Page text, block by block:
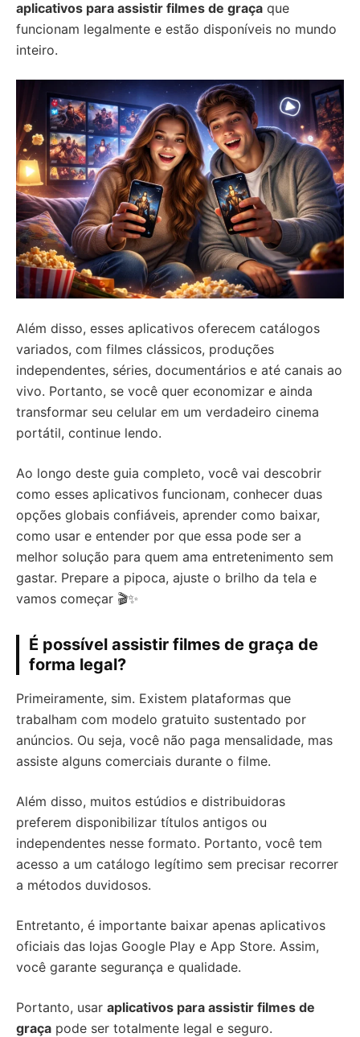
aplicativos para assistir filmes de graça que
funcionam legalmente e estão disponíveis no mundo
inteiro.
Além disso, esses aplicativos oferecem catálogos
variados, com filmes clássicos, produções
independentes, séries, documentários e até canais ao
vivo. Portanto, se você quer economizar e ainda
transformar seu celular em um verdadeiro cinema
portátil, continue lendo.
Ao longo deste guia completo, você vai descobrir
como esses aplicativos funcionam, conhecer duas
opções globais confiáveis, aprender como baixar,
como usar e entender por que essa pode ser a
melhor solução para quem ama entretenimento sem
gastar. Prepare a pipoca, ajuste o brilho da tela e
vamos começar 🎬✨
É possível assistir filmes de graça de
forma legal?
Primeiramente, sim. Existem plataformas que
trabalham com modelo gratuito sustentado por
anúncios. Ou seja, você não paga mensalidade, mas
assiste alguns comerciais durante o filme.
Além disso, muitos estúdios e distribuidoras
preferem disponibilizar títulos antigos ou
independentes nesse formato. Portanto, você tem
acesso a um catálogo legítimo sem precisar recorrer
a métodos duvidosos.
Entretanto, é importante baixar apenas aplicativos
oficiais das lojas Google Play e App Store. Assim,
você garante segurança e qualidade.
Portanto, usar aplicativos para assistir filmes de
graça pode ser totalmente legal e seguro.